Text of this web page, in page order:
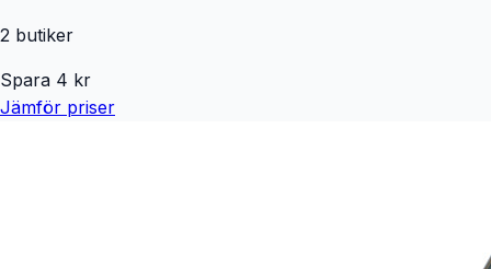
2 butiker
Spara 4 kr
Jämför priser